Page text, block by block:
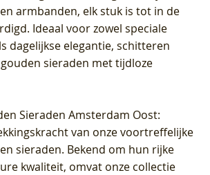
armbanden, elk stuk is tot in de
Ideaal voor zowel speciale
dagelijkse elegantie, schitteren
sieraden met tijdloze
Sieraden Amsterdam Oost:
van onze voortreffelijke
sieraden. Bekend om hun rijke
kwaliteit, omvat onze collectie